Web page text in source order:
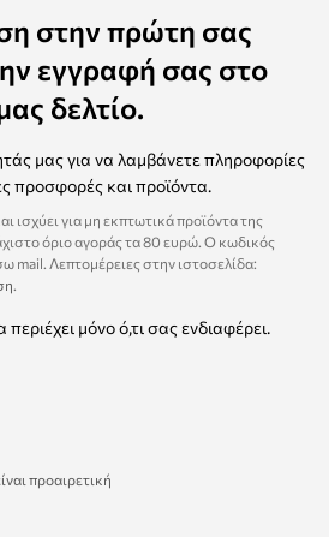
στην πρώτη σας
εγγραφή σας στο
δελτίο.
μας για να λαμβάνετε πληροφορίες
προσφορές και προϊόντα.
ισχύει για μη εκπτωτικά προϊόντα της
όριο αγοράς τα 80 ευρώ. Ο κωδικός
mail. Λεπτομέρειες στην ιστοσελίδα:
.
μόνο ό,τι σας ενδιαφέρει.
προαιρετική